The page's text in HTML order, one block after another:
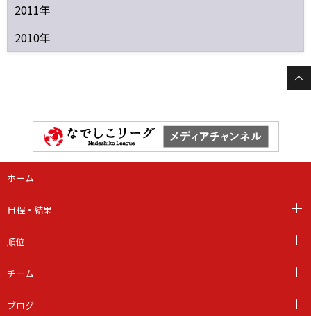
2011年
2010年
ホーム
日程・結果
順位
チーム
ブログ